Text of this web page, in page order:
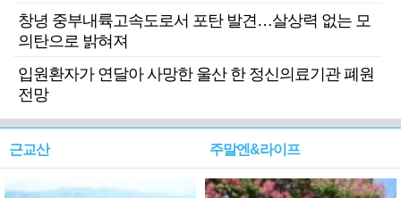
창녕 중부내륙고속도로서 포탄 발견…살상력 없는 모
의탄으로 밝혀져
입원환자가 연달아 사망한 울산 한 정신의료기관 폐원
전망
근교산 주말엔&라이프